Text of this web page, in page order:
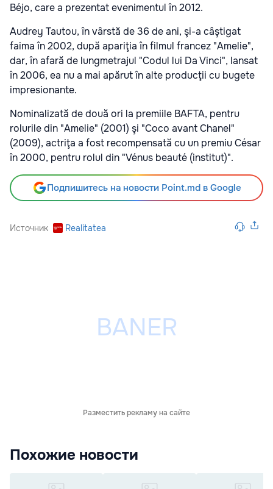
Béjo, care a prezentat evenimentul în 2012.
Audrey Tautou, în vârstă de 36 de ani, şi-a câştigat
faima în 2002, după apariţia în filmul francez "Amelie",
dar, în afară de lungmetrajul "Codul lui Da Vinci", lansat
în 2006, ea nu a mai apărut în alte producţii cu bugete
impresionante.
Nominalizată de două ori la premiile BAFTA, pentru
rolurile din "Amelie" (2001) şi "Coco avant Chanel"
(2009), actriţa a fost recompensată cu un premiu César
în 2000, pentru rolul din "Vénus beauté (institut)".
Подпишитесь на новости Point.md в Google
Источник Realitatea
Разместить рекламу на сайте
Похожие новости